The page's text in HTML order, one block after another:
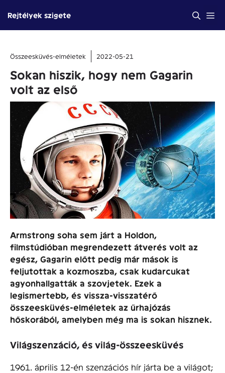
tartalomba
Rejtélyek szigete
Összeesküvés-elméletek 2022-05-21
Sokan hiszik, hogy nem Gagarin
volt az első
Armstrong soha sem járt a Holdon,
filmstúdióban megrendezett átverés volt az
egész, Gagarin előtt pedig már mások is
feljutottak a kozmoszba, csak kudarcukat
agyonhallgatták a szovjetek. Ezek a
legismertebb, és vissza-visszatérő
összeesküvés-elméletek az űrhajózás
hőskorából, amelyben még ma is sokan hisznek.
Világszenzáció, és világ-összeesküvés
1961. április 12-én szenzációs hír járta be a világot;